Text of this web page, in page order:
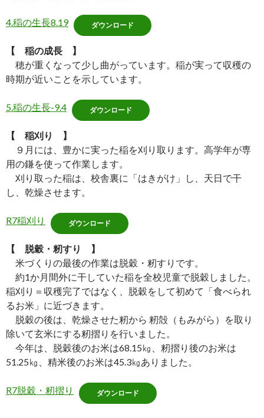
4.稲の生長8.19 ダウンロード
【 稲の成長 】
穂が重くなって少し曲がっています。稲が実って収穫の
時期が近いことを示しています。
5.稲の生長-9.4 ダウンロード
【 稲刈り 】
９月には、豊かに実った稲を刈り取ります。高学年が専
用の鎌を使って作業します。
刈り取った稲は、校舎裏に「はきがけ」し、天日で干
し、乾燥させます。
R7稲刈り ダウンロード
【 脱穀・ 籾すり
】
米づくりの最後の作業は脱穀・籾すりです。
約1か月間外に干していた稲を全校児童で脱穀しました。
稲刈り＝収穫完了ではなく、脱穀をして初めて「食べられ
るお米」に近づきます。
脱穀の後は、乾燥させた籾から 籾殻（もみがら）を取り
除いて玄米にする籾摺りを行いました。
今年は、脱穀後のお米は68.15㎏、籾摺り後のお米は
51.25㎏、精米後のお米は45.3㎏ありました。
R7脱穀・籾摺り ダウンロード